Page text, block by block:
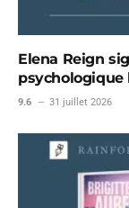
Elena Reign
psychologique
9.6 31 juillet 2026